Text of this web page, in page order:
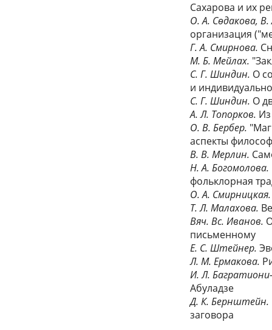
Сахарова и их
О. А. Сѳдакова,
организация
Г. А. Смирнова.
М. Б. Мейлах.
C. Г. Шиндин. О
и
С. Г. Шиндин. О
A. Л. Топорков.
О. В. Бербер.
аспекты
B. В. Мерлин.
Н. А. Богомолова.
фольклорная
О. А. Смирницкая.
Т. Л. Малахова.
Вяч. Вс. Иванов.
письменному
Е. С. Штейнер.
Л. М. Ермакова.
И. Л.
Абуладзе
Д. К. Бернштейн.
заговора